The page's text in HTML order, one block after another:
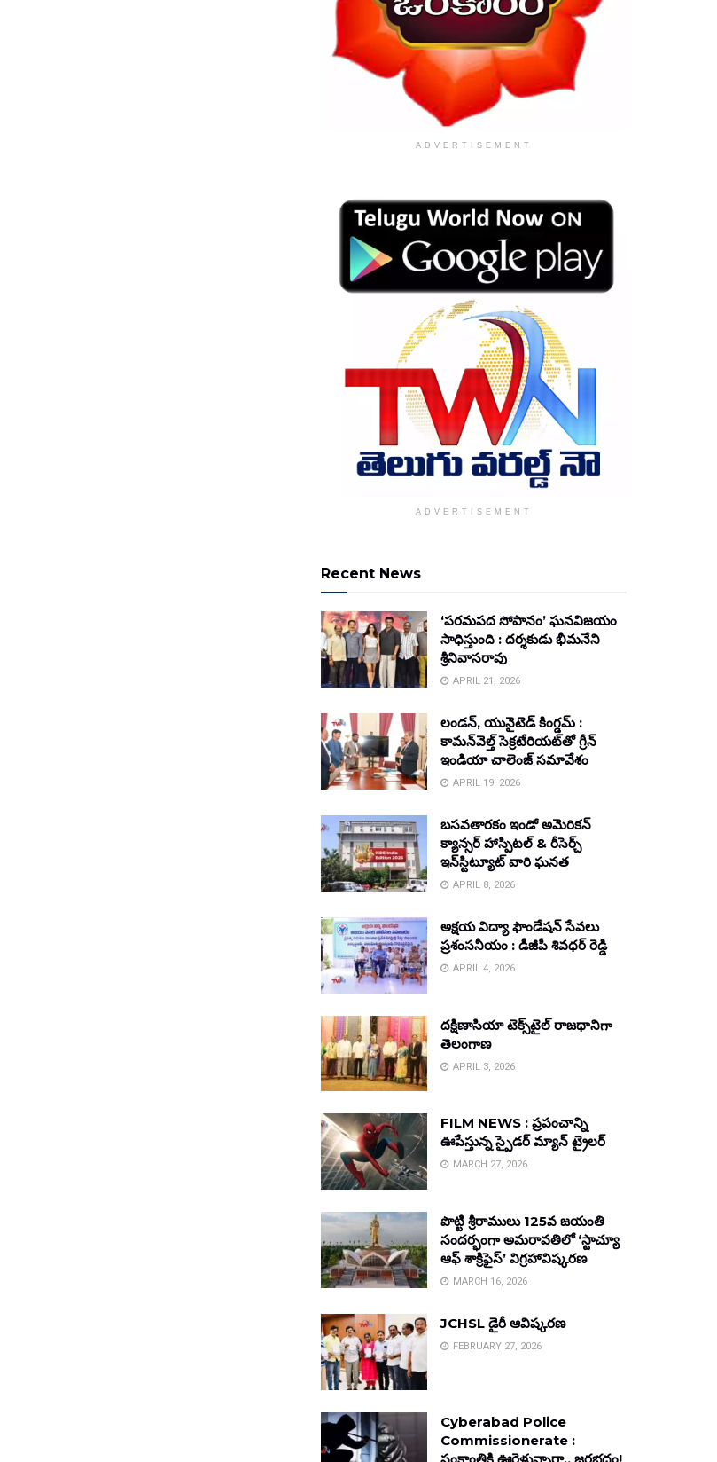
ADVERTISEMENT
ADVERTISEMENT
Recent News
‘పరమపద సోపానం’ ఘనవిజయం
సాధిస్తుంది : దర్శకుడు భీమనేని
శ్రీనివాసరావు
APRIL 21, 2026
లండన్, యునైటెడ్ కింగ్డమ్ :
కామన్‌వెల్త్ సెక్రటేరియట్‌తో గ్రీన్
ఇండియా చాలెంజ్ సమావేశం
APRIL 19, 2026
బసవతారకం ఇండో అమెరికన్
క్యాన్సర్ హాస్పిటల్ & రీసెర్చ్
ఇన్‌స్టిట్యూట్ వారి ఘనత
APRIL 8, 2026
అక్షయ విద్యా ఫౌండేషన్ సేవలు
ప్రశంసనీయం : డీజీపీ శివధర్ రెడ్డి
APRIL 4, 2026
దక్షిణాసియా టెక్స్‌టైల్ రాజధానిగా
తెలంగాణ
APRIL 3, 2026
FILM NEWS : ప్రపంచాన్ని
ఊపేస్తున్న స్పైడర్ మ్యాన్ ట్రైలర్
MARCH 27, 2026
పొట్టి శ్రీరాములు 125వ జయంతి
సందర్భంగా అమరావతిలో ‘స్టాచ్యూ
ఆఫ్ శాక్రిఫైస్’ విగ్రహావిష్కరణ
MARCH 16, 2026
JCHSL డైరీ ఆవిష్కరణ
FEBRUARY 27, 2026
Cyberabad Police
Commissionerate :